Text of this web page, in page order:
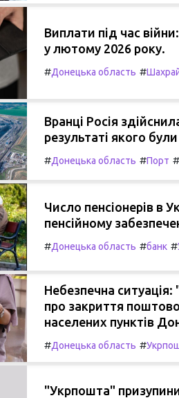
Виплати під час
у лютому 2026 року.
#Донецька область #
Вранці Росія
результаті якого
#Донецька область #Порт #
Число пенсіонерів в
пенсійному
#Донецька область #банк #
Небезпечна
про закриття
населених пунктів
#Донецька область #
"Укрпошта"